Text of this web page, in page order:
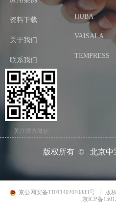
资料下载
关于我们
联系我们
HUBA
VAISALA
TEMPRESS
版权所有  © 北京中
关注官方微信
京公网安备11011402010883号
版
京ICP备